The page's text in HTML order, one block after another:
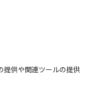
供や関連ツールの提供